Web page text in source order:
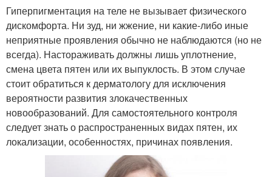
Гиперпигментация на теле не вызывает физического
дискомфорта. Ни зуд, ни жжение, ни какие-либо иные
неприятные проявления обычно не наблюдаются (но не
всегда). Настораживать должны лишь уплотнение,
смена цвета пятен или их выпуклость. В этом случае
стоит обратиться к дерматологу для исключения
вероятности развития злокачественных
новообразований. Для самостоятельного контроля
следует знать о распространенных видах пятен, их
локализации, особенностях, причинах появления.